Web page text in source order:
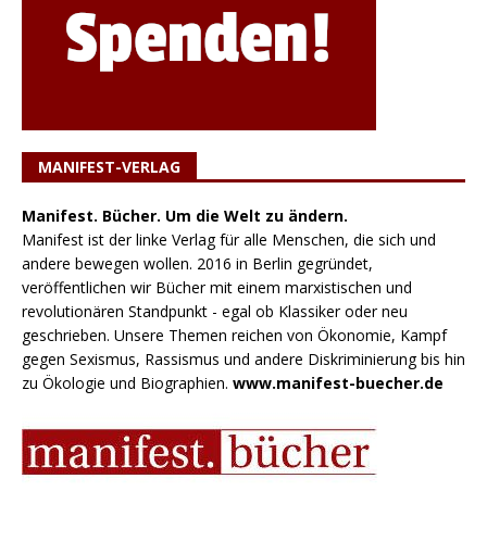
MANIFEST-VERLAG
Manifest. Bücher. Um die Welt zu ändern.
Manifest ist der linke Verlag für alle Menschen, die sich und
andere bewegen wollen. 2016 in Berlin gegründet,
veröffentlichen wir Bücher mit einem marxistischen und
revolutionären Standpunkt - egal ob Klassiker oder neu
geschrieben. Unsere Themen reichen von Ökonomie, Kampf
gegen Sexismus, Rassismus und andere Diskriminierung bis hin
zu Ökologie und Biographien. www.manifest-buecher.de